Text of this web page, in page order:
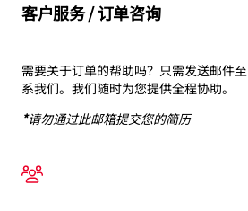
客户服务 / 订单咨询
需要关于订单的帮助吗？只需发送邮件至
系我们。我们随时为您提供全程协助。
*请勿通过此邮箱提交您的简历